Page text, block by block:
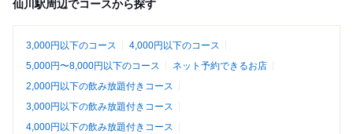
仙川駅周辺でコースから探す
3,000円以下のコース
4,000円以下のコース
5,000円〜8,000円以下のコース
ネット予約できるお店
2,000円以下の飲み放題付きコース
3,000円以下の飲み放題付きコース
4,000円以下の飲み放題付きコース